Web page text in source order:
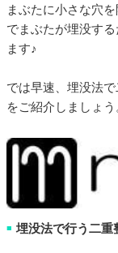
まぶたに小さな穴
でまぶたが埋没す
ます♪
では早速、埋没法
をご紹介しましょう
■ 埋没法で行う二重